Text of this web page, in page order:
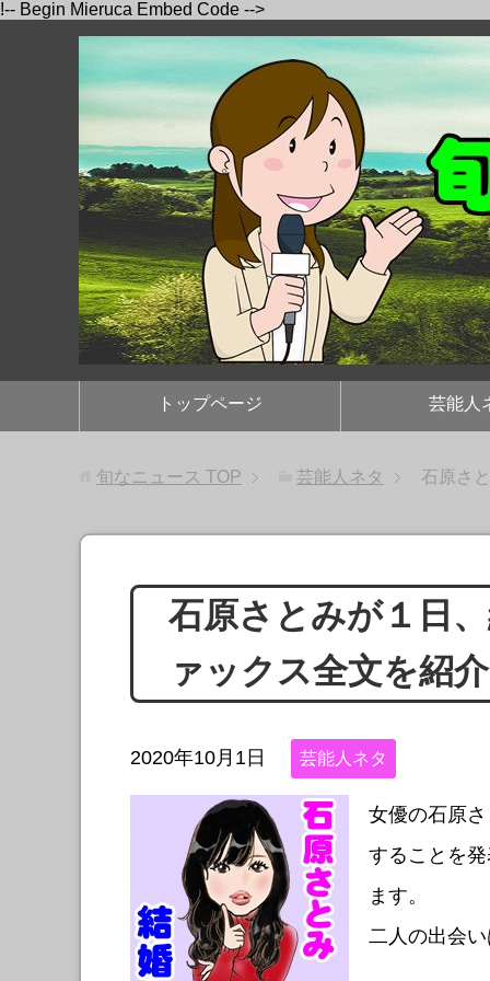
!-- Begin Mieruca Embed Code -->
トップページ 芸能人
旬なニュース TOP 芸能人ネタ 石原さ
石原さとみが１日
ァックス全文を紹
2020年10月1日 芸能人ネタ
女優の石原
することを
ます。
二人の出会